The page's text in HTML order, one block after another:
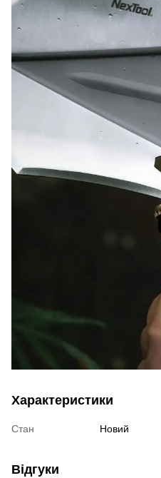
Характеристики
Стан Новий
Відгуки